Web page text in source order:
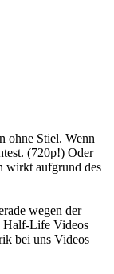
ohne Stiel. Wenn
(720p!) Oder
wirkt aufgrund des
wegen der
Half-Life Videos
bei uns Videos